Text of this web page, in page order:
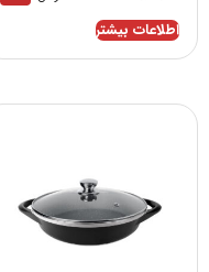
اطلاعات بیشتر